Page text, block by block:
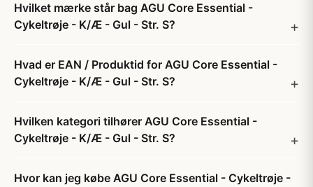
Hvilket mærke står bag AGU Core Essential -
Cykeltrøje - K/Æ - Gul - Str. S?
Hvad er EAN / Produktid for AGU Core Essential -
Cykeltrøje - K/Æ - Gul - Str. S?
Hvilken kategori tilhører AGU Core Essential -
Cykeltrøje - K/Æ - Gul - Str. S?
Hvor kan jeg købe AGU Core Essential - Cykeltrøje -